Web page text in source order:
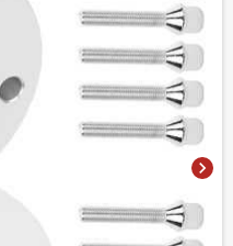
chevron_right